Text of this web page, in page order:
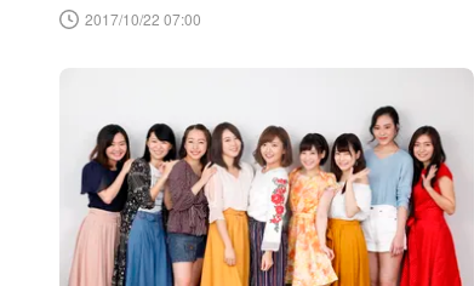
2017/10/22 07:00